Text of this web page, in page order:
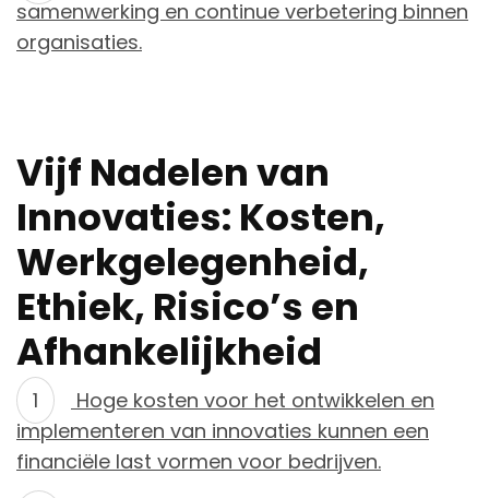
samenwerking en continue verbetering binnen
organisaties.
Vijf Nadelen van
Innovaties: Kosten,
Werkgelegenheid,
Ethiek, Risico’s en
Afhankelijkheid
Hoge kosten voor het ontwikkelen en
implementeren van innovaties kunnen een
financiële last vormen voor bedrijven.